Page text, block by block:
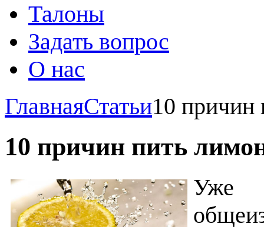
Талоны
Задать вопрос
О нас
ГлавнаяСтатьи10 причин
10 причин пить
Уже